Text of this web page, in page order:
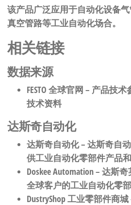
该产品广泛应用于自动化设备气
真空管路等工业自动化场合。
相关链接
数据来源
FESTO 全球官网 – 产品技术
技术资料
达斯奇自动化
达斯奇自动化– 达斯奇自
供工业自动化零部件产品
Doskee Automation– 达斯
全球客户的工业自动化零
DustryShop 工业零部件商城